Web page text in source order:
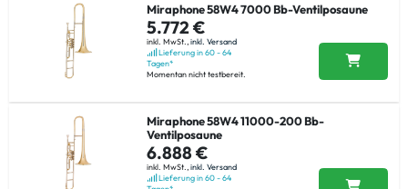
Miraphone 58W4 7000 Bb-Ventilposaune
5.772 €
inkl. MwSt., inkl. Versand
Lieferung in 60 - 64
Tagen*
Momentan nicht testbereit.
Miraphone 58W4 11000-200 Bb-
Ventilposaune
6.888 €
inkl. MwSt.,inkl. Versand
Lieferung in 60 - 64